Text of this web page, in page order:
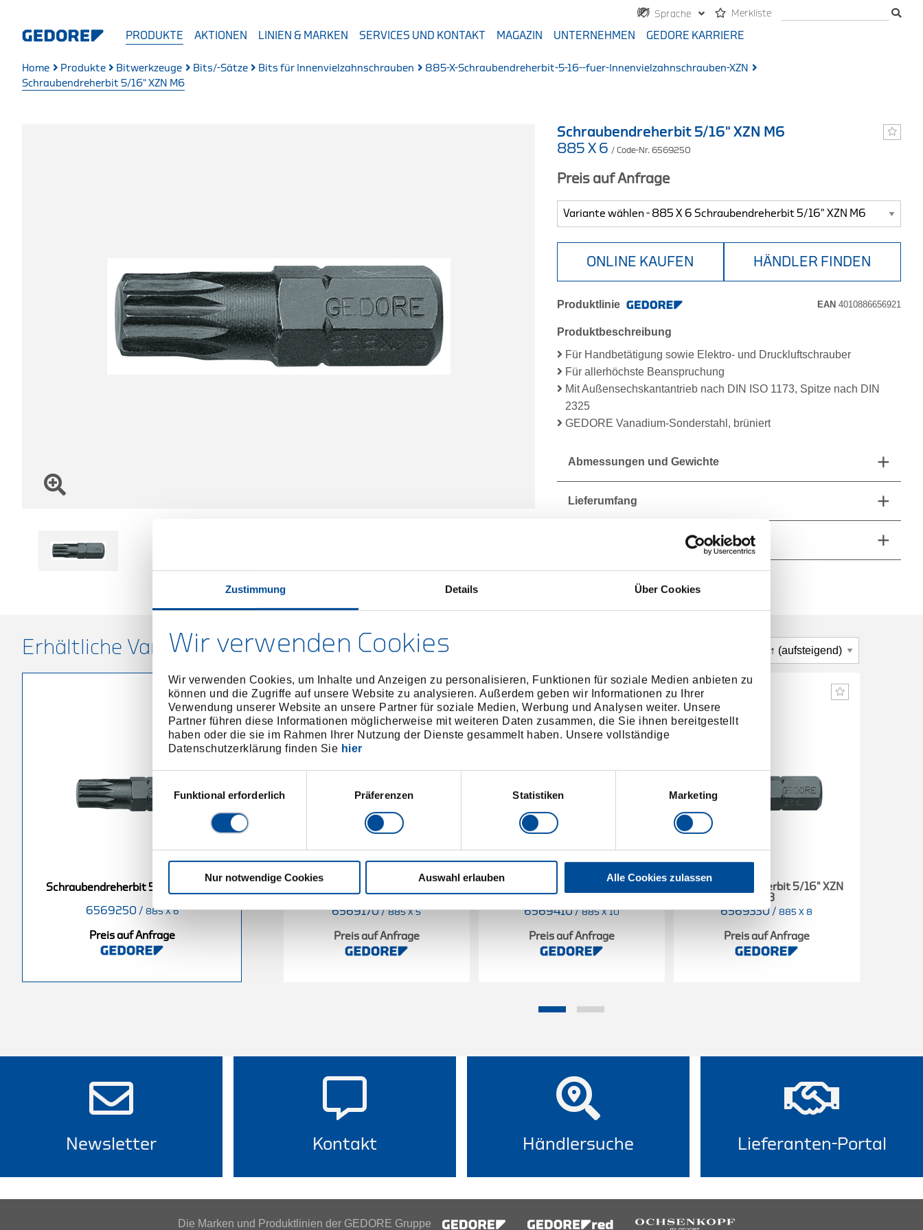
Zustimmung Details Über Cookies
Wir verwenden Cookies
Wir verwenden Cookies, um Inhalte und Anzeigen zu personalisieren, Funktionen für soziale Medien anbieten zu
können und die Zugriffe auf unsere Website zu analysieren. Außerdem geben wir Informationen zu Ihrer
Verwendung unserer Website an unsere Partner für soziale Medien, Werbung und Analysen weiter. Unsere
Partner führen diese Informationen möglicherweise mit weiteren Daten zusammen, die Sie ihnen bereitgestellt
haben oder die sie im Rahmen Ihrer Nutzung der Dienste gesammelt haben. Unsere vollständige
Datenschutzerklärung finden Sie hier
Einwilligungsauswahl
Funktional erforderlich
Präferenzen Statistiken Marketing
Nur notwendige Cookies Auswahl erlauben Alle Cookies zulassen
Sprache Merkliste
PRODUKTE AKTIONEN LINIEN & MARKEN SERVICES UND KONTAKT MAGAZIN UNTERNEHMEN GEDORE KARRIERE
Home Produkte Bitwerkzeuge Bits/-Sätze Bits für Innenvielzahnschrauben
885-X-Schraubendreherbit-5-16--fuer-Innenvielzahnschrauben-XZN
Schraubendreherbit 5/16" XZN M6
Schraubendreherbit 5/16" XZN M6
885 X 6 / Code-Nr. 6569250
Preis auf Anfrage
ONLINE KAUFEN HÄNDLER FINDEN
Produktlinie EAN 4010886656921
Produktbeschreibung
Für Handbetätigung sowie Elektro- und Druckluftschrauber
Für allerhöchste Beanspruchung
Mit Außensechskantantrieb nach DIN ISO 1173, Spitze nach DIN
2325
GEDORE Vanadium-Sonderstahl, brüniert
Abmessungen und Gewichte
Lieferumfang
Technische Eigenschaften
Erhältliche Varianten
Schraubendreherbit 5/16" XZN M6
6569250 / 885 X 6
Preis auf Anfrage
5/16" XZN
Schraubendreherbit 5/16" XZN
M12
6569680/ 885 X 12
Preis auf Anfrage
M5
6569170/ 885 X 5
Preis auf Anfrage
6569410/ 885 X 10
Preis auf Anfrage
Schraubendreherbit 5/16" XZN
M8
6569330 / 885 X 8
Preis auf Anfrage
Newsletter Kontakt Händlersuche Lieferanten-Portal
Die Marken und Produktlinien der GEDORE Gruppe